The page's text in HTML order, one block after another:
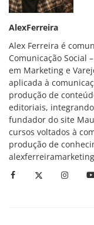
AlexFerreira
Alex Ferreira é
Comunicação Social
em Marketing e
aplicada à
produção de
editoriais,
fundador do site
cursos voltados à
produção de